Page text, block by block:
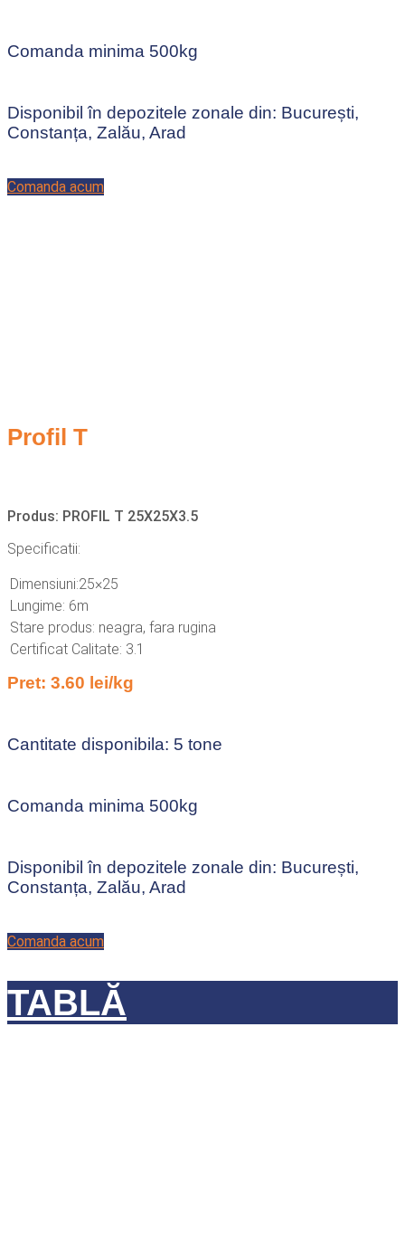
Comanda minima 500kg
Disponibil în depozitele zonale din: București,
Constanța, Zalău, Arad
Comanda acum
Profil T
Produs: PROFIL T 25X25X3.5
Specificatii:
Dimensiuni:25×25
Lungime: 6m
Stare produs: neagra, fara rugina
Certificat Calitate: 3.1
Pret: 3.60 lei/kg
Cantitate disponibila: 5 tone
Comanda minima 500kg
Disponibil în depozitele zonale din: București,
Constanța, Zalău, Arad
Comanda acum
TABLĂ